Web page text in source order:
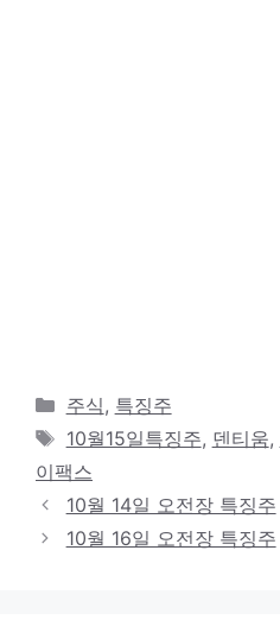
카
테
리
주식, 특징주
태
그
10월15일특징주, 덴티움,
이팩스
10월 14일 오전장 특징주
10월 16일 오전장 특징주